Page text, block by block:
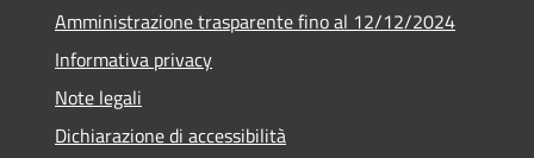
Amministrazione trasparente fino al 12/12/2024
Informativa privacy
Note legali
Dichiarazione di accessibilità